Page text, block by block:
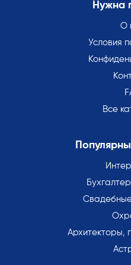
Нужна
О
Условия
Все
Архитекторы,